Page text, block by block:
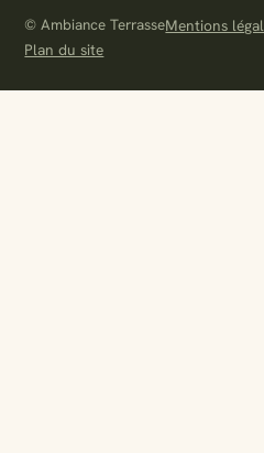
© Ambiance TerrasseMentions
Plan du site